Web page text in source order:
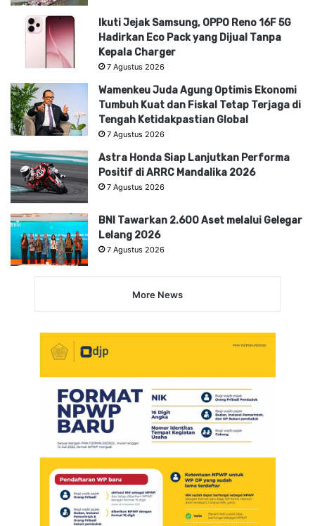
Ikuti Jejak Samsung, OPPO Reno 16F 5G
Hadirkan Eco Pack yang Dijual Tanpa
Kepala Charger
7 Agustus 2026
Wamenkeu Juda Agung Optimis Ekonomi
Tumbuh Kuat dan Fiskal Tetap Terjaga di
Tengah Ketidakpastian Global
7 Agustus 2026
Astra Honda Siap Lanjutkan Performa
Positif di ARRC Mandalika 2026
7 Agustus 2026
BNI Tawarkan 2.600 Aset melalui Gelegar
Lelang 2026
7 Agustus 2026
More News